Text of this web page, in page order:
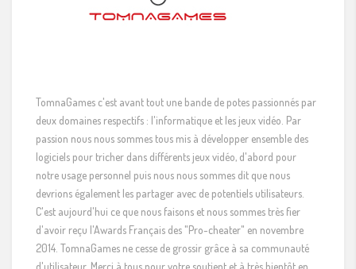
TomnaGames c'est avant tout une bande de potes passionnés par
deux domaines respectifs : l'informatique et les jeux vidéo. Par
passion nous nous sommes tous mis à développer ensemble des
logiciels pour tricher dans différents jeux vidéo, d'abord pour
notre usage personnel puis nous nous sommes dit que nous
devrions également les partager avec de potentiels utilisateurs.
C'est aujourd'hui ce que nous faisons et nous sommes très fier
d'avoir reçu l'Awards Français des "Pro-cheater" en novembre
2014. TomnaGames ne cesse de grossir grâce à sa communauté